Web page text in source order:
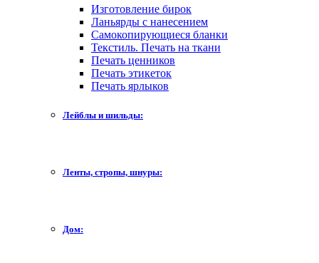
Изготовление бирок
Ланьярды с нанесением
Самокопирующиеся бланки
Текстиль. Печать на ткани
Печать ценников
Печать этикеток
Печать ярлыков
Лейблы и шильды:
Ленты, стропы, шнуры:
Дом: